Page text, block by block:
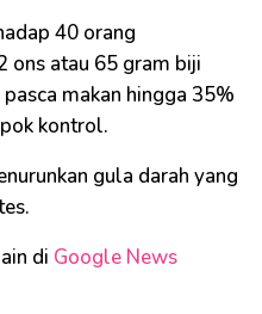
40 orang
ons atau 65 gram biji
makan hingga 35%
kontrol.
gula darah yang
di Google News